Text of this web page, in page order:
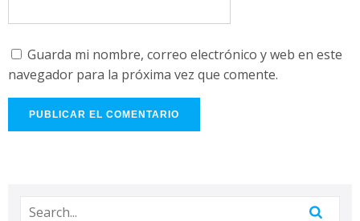
Guarda mi nombre, correo electrónico y web en este
navegador para la próxima vez que comente.